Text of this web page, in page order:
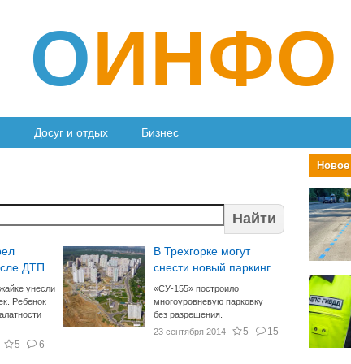
ОИНФО
Досуг и отдых Бизнес
Найти
ДТП
унесли
Ребенок
5 6
В Трехгорке могут
снести новый паркинг
«СУ-155» построило
многоуровневую парковку
без разрешения.
23 сентября 2014
5 15
Новое